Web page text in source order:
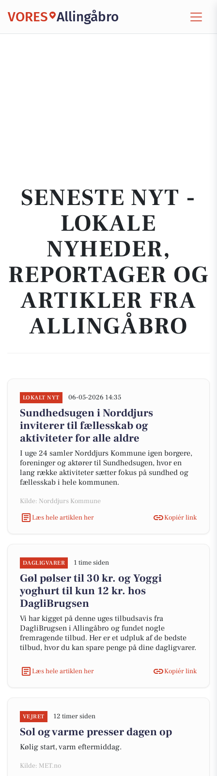
VORES Allingåbro
SENESTE NYT -
LOKALE
NYHEDER,
REPORTAGER OG
ARTIKLER FRA
ALLINGÅBRO
LOKALT NYT 06-05-2026 14:35
Sundhedsugen i Norddjurs
inviterer til fællesskab og
aktiviteter for alle aldre
I uge 24 samler Norddjurs Kommune igen borgere,
foreninger og aktører til Sundhedsugen, hvor en
lang række aktiviteter sætter fokus på sundhed og
fællesskab i hele kommunen.
Kilde: Norddjurs Kommune
Læs hele artiklen her
Kopiér link
DAGLIGVARER 1 time siden
Gøl pølser til 30 kr. og Yoggi
yoghurt til kun 12 kr. hos
DagliBrugsen
Vi har kigget på denne uges tilbudsavis fra
DagliBrugsen i Allingåbro og fundet nogle
fremragende tilbud. Her er et udpluk af de bedste
tilbud, hvor du kan spare penge på dine dagligvarer.
Læs hele artiklen her Kopiér link
VEJRET 12 timer siden
Sol og varme presser dagen op
Kølig start, varm eftermiddag.
Kilde: MET.no